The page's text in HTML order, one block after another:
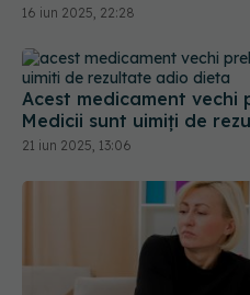
16 iun 2025, 22:28
Acest medicament vechi
Medicii sunt uimiți de
21 iun 2025, 13:06